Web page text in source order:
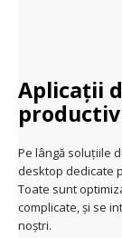
Aplicații
Pe lângă soluțiile
desktop dedicate
Toate sunt
complicate, și se
noștri.